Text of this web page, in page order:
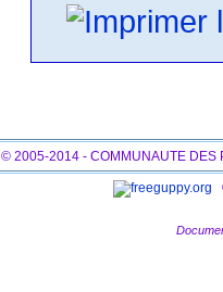
© 2005-2014 - COMMUNAUTE DES